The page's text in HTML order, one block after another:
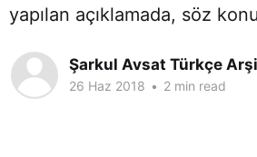
yapılan açıklamada, söz
Şarkul Avsat Türkçe
26 Haz 2018 • 2 min read